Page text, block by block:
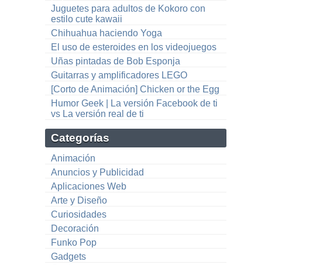
Juguetes para adultos de Kokoro con
estilo cute kawaii
Chihuahua haciendo Yoga
El uso de esteroides en los videojuegos
Uñas pintadas de Bob Esponja
Guitarras y amplificadores LEGO
[Corto de Animación] Chicken or the Egg
Humor Geek | La versión Facebook de ti
vs La versión real de ti
Categorías
Animación
Anuncios y Publicidad
Aplicaciones Web
Arte y Diseño
Curiosidades
Decoración
Funko Pop
Gadgets